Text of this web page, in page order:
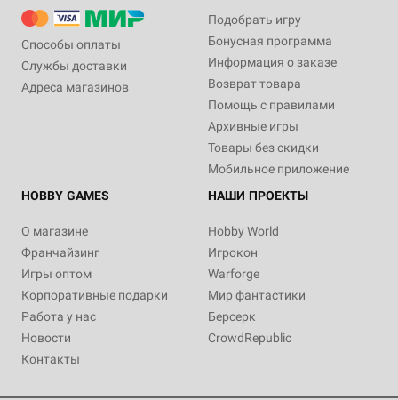
Способы оплаты
Службы доставки
Адреса магазинов
Подобрать игру
Бонусная программа
Информация о заказе
Возврат товара
Помощь с правилами
Архивные игры
Товары без скидки
Мобильное приложение
HOBBY GAMES
О магазине
Франчайзинг
Игры оптом
Корпоративные подарки
Работа у нас
Новости
Контакты
НАШИ ПРОЕКТЫ
Hobby World
Игрокон
Warforge
Мир фантастики
Берсерк
CrowdRepublic